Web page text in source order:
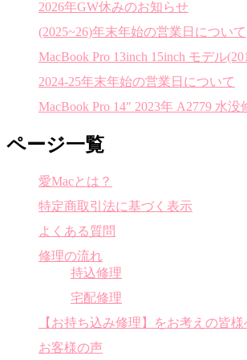
2026年GW休みのお知らせ
(2025~26)年末年始の営業日について
MacBook Pro 13inch 15inch モデル
2024-25年末年始の営業日について
MacBook Pro 14″ 2023年 A2779 水没
ページ一覧
愛Macとは？
特定商取引法に基づく表示
よくある質問
修理の流れ
持込修理
宅配修理
【お持ち込み修理】をお考えの皆様
お客様の声